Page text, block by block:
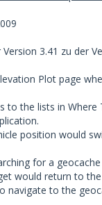
3.41 zu der
Plot page
to the lists in Where
position would
for a
would return to
navigate to the